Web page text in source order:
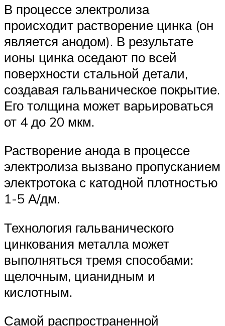
В процессе электролиза
происходит растворение цинка (он
является анодом). В результате
ионы цинка оседают по всей
поверхности стальной детали,
создавая гальваническое покрытие.
Его толщина может варьироваться
от 4 до 20 мкм.
Растворение анода в процессе
электролиза вызвано пропусканием
электротока с катодной плотностью
1-5 А/дм.
Технология гальванического
цинкования металла может
выполняться тремя способами:
щелочным, цианидным и
кислотным.
Самой распространенной